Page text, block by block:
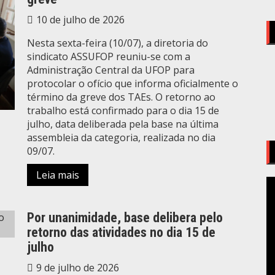
10 de julho de 2026
Nesta sexta-feira (10/07), a diretoria do
sindicato ASSUFOP reuniu-se com a
Administração Central da UFOP para
protocolar o ofício que informa oficialmente o
término da greve dos TAEs. O retorno ao
trabalho está confirmado para o dia 15 de
julho, data deliberada pela base na última
assembleia da categoria, realizada no dia
09/07.
Leia mais
Por unanimidade, base delibera pelo
retorno das atividades no dia 15 de
julho
9 de julho de 2026